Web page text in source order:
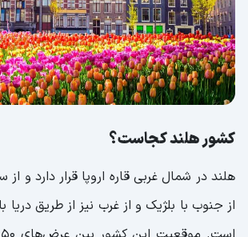
کشور هلند کجاست؟
هلند در شمال غربی قاره اروپا قرار دارد و
از جنوب با بلژیک و از غرب نیز از طریق دریا